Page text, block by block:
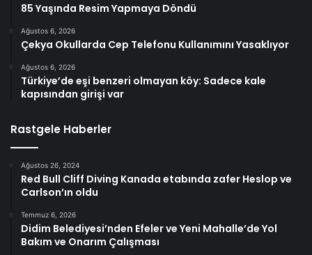
85 Yaşında Resim Yapmaya Döndü
Ağustos 6, 2026
Çekya Okullarda Cep Telefonu Kullanımını Yasaklıyor
Ağustos 6, 2026
Türkiye’de eşi benzeri olmayan köy: Sadece kale
kapısından girişi var
Rastgele Haberler
Ağustos 26, 2024
Red Bull Cliff Diving Kanada etabında zafer Heslop ve
Carlson’ın oldu
Temmuz 6, 2026
Didim Belediyesi’nden Efeler ve Yeni Mahalle’de Yol
Bakım ve Onarım Çalışması